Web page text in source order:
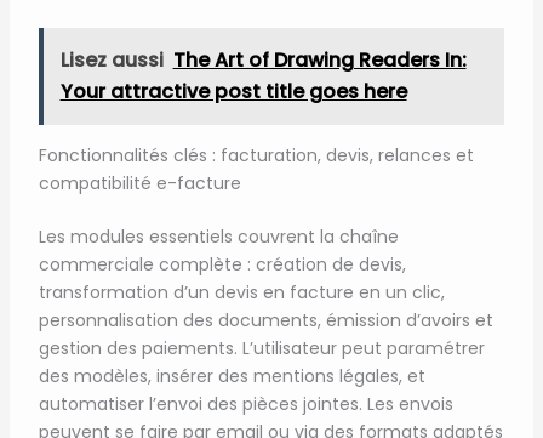
Lisez aussi The Art of Drawing Readers In:
Your attractive post title goes here
Fonctionnalités clés : facturation, devis, relances et
compatibilité e-facture
Les modules essentiels couvrent la chaîne
commerciale complète : création de devis,
transformation d’un devis en facture en un clic,
personnalisation des documents, émission d’avoirs et
gestion des paiements. L’utilisateur peut paramétrer
des modèles, insérer des mentions légales, et
automatiser l’envoi des pièces jointes. Les envois
peuvent se faire par email ou via des formats adaptés